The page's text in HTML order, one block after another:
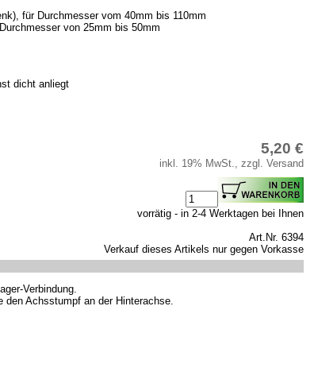
für Durchmesser vom 40mm bis 110mm
von 25mm bis 50mm
dicht anliegt
5,20 €
inkl. 19% MwSt., zzgl. Versand
vorrätig - in 2-4 Werktagen bei Ihnen
Art.Nr. 6394
Verkauf dieses Artikels nur gegen Vorkasse
Verbindung.
den Achsstumpf an der Hinterachse.